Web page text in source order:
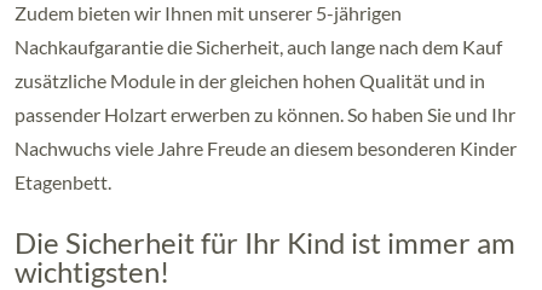
Zudem bieten wir Ihnen mit unserer 5-jährigen
Nachkaufgarantie die Sicherheit, auch lange nach dem Kauf
zusätzliche Module in der gleichen hohen Qualität und in
passender Holzart erwerben zu können. So haben Sie und Ihr
Nachwuchs viele Jahre Freude an diesem besonderen Kinder
Etagenbett.
Die Sicherheit für Ihr Kind ist immer am
wichtigsten!